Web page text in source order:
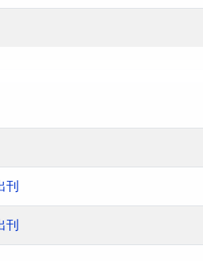
刊
刊